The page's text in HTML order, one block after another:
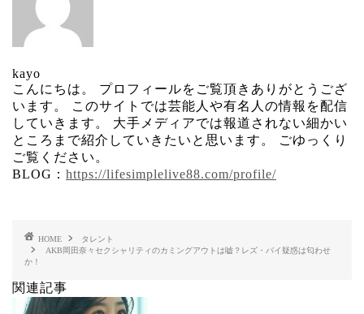
kayo
こんにちは。 プロフィールをご覧頂きありがとうござ
います。 このサイトでは芸能人や有名人の情報を配信
していきます。 大手メディアでは報道されない細かい
ところまで紹介していきたいと思います。 ごゆっくり
ご覧ください。
BLOG： https://lifesimplelive88.com/profile/
HOME
タレント
AKB岡田奈々セクシャリティのカミングアウトは嘘？レズ・バイ疑惑は匂わせ
か！
関連記事